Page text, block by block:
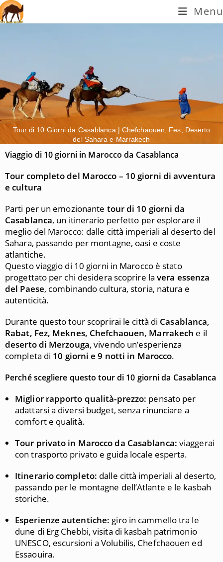
Menu
Tour di 10 Giorni da Casablanca | Chefchaouen, Fes, Deserto
del Sahara e Marrakech
Viaggio di 10 giorni in Marocco da Casablanca
Tour completo del Marocco – 10 giorni di avventura
e cultura
Parti per un emozionante tour di 10 giorni da
Casablanca, un itinerario perfetto per esplorare il
meglio del Marocco: dalle città imperiali al deserto del
Sahara, passando per montagne, oasi e coste
atlantiche.
Questo viaggio di 10 giorni in Marocco è stato
progettato per chi desidera scoprire lavera essenza
del Paese, combinando cultura, storia, natura e
autenticità.
Durante questo tour scoprirai le città di Casablanca,
Rabat, Fez, Meknes, Chefchaouen, Marrakech e il
deserto di Merzouga, vivendo un’esperienza
completa di 10 giorni e 9 notti in Marocco.
Perché scegliere questo tour di 10 giorni da Casablanca
Miglior rapporto qualità-prezzo: pensato per
adattarsi a diversi budget, senza rinunciare a
comfort e qualità.
Tour privato in Marocco da Casablanca: viaggerai
con trasporto privato e guida locale esperta.
Itinerario completo: dalle città imperiali al deserto,
passando per le montagne dell’Atlante e le kasbah
storiche.
Esperienze autentiche: giro in cammello tra le
dune di Erg Chebbi, visita di kasbah patrimonio
UNESCO, escursioni a Volubilis, Chefchaouen ed
Essaouira.